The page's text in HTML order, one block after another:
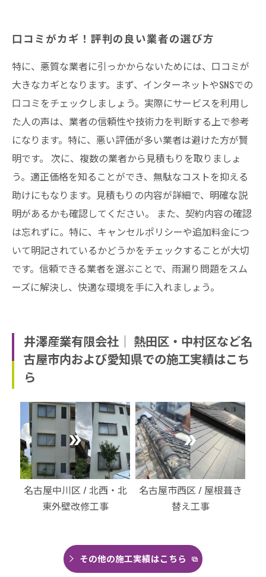
口コミがカギ！評判の良い業者の選び方
特に、悪質な業者に引っかからないためには、口コミが
大きなカギとなります。まず、インターネットやSNSでの
口コミをチェックしましょう。実際にサービスを利用し
た人の声は、業者の信頼性や技術力を判断する上で参考
になります。特に、悪い評価が多い業者は避けた方が賢
明です。 次に、複数の業者から見積もりを取りましょ
う。適正価格を知ることができ、無駄なコストを抑える
助けにもなります。見積もりの内容が詳細で、明確な説
明があるかも確認してください。 また、契約内容の確認
は忘れずに。特に、キャンセルポリシーや追加料金につ
いて明記されているかどうかをチェックすることが大切
です。信頼できる業者を選ぶことで、雨漏り問題をスム
ーズに解決し、快適な環境を手に入れましょう。
井澤産業有限会社│ 熱田区・中村区など名
古屋市内および愛知県での施工実績はこち
ら
名古屋市西区 / 屋根葺き
替え工事
名古屋市港区 / 外装改修
工事
その他の施工実績はこちら